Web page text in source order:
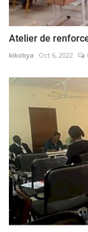
Atelier de
kikobya Oct 6, 2022